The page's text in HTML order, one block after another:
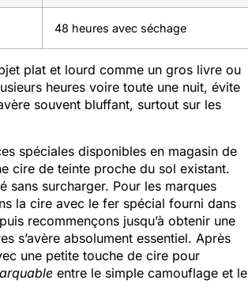
48 heures avec séchage
plat et lourd comme un gros livre ou
heures voire toute une nuit, évite
souvent bluffant, surtout sur les
spéciales disponibles en magasin de
cire de teinte proche du sol existant.
sans surcharger. Pour les marques
la cire avec le fer spécial fourni dans
recommençons jusqu’à obtenir une
s’avère absolument essentiel. Après
une petite touche de cire pour
entre le simple camouflage et le